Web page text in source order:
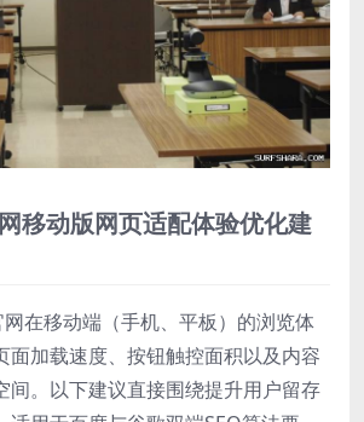
移动版网页适配体验优化建
在移动端（手机、平板）的浏览体
面加载速度、按钮触控面积以及内容
间。以下建议直接围绕提升用户留存